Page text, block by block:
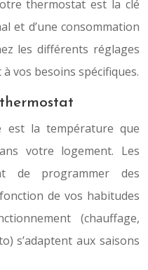
thermostat est la clé
et d’une consommation
les différents réglages
vos besoins spécifiques.
est la température que
votre logement. Les
de programmer des
de vos habitudes
(chauffage,
s’adaptent aux saisons